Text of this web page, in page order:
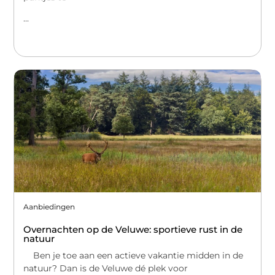
...
Aanbiedingen
Overnachten op de Veluwe: sportieve rust in de
natuur
Ben je toe aan een actieve vakantie midden in de
natuur? Dan is de Veluwe dé plek voor